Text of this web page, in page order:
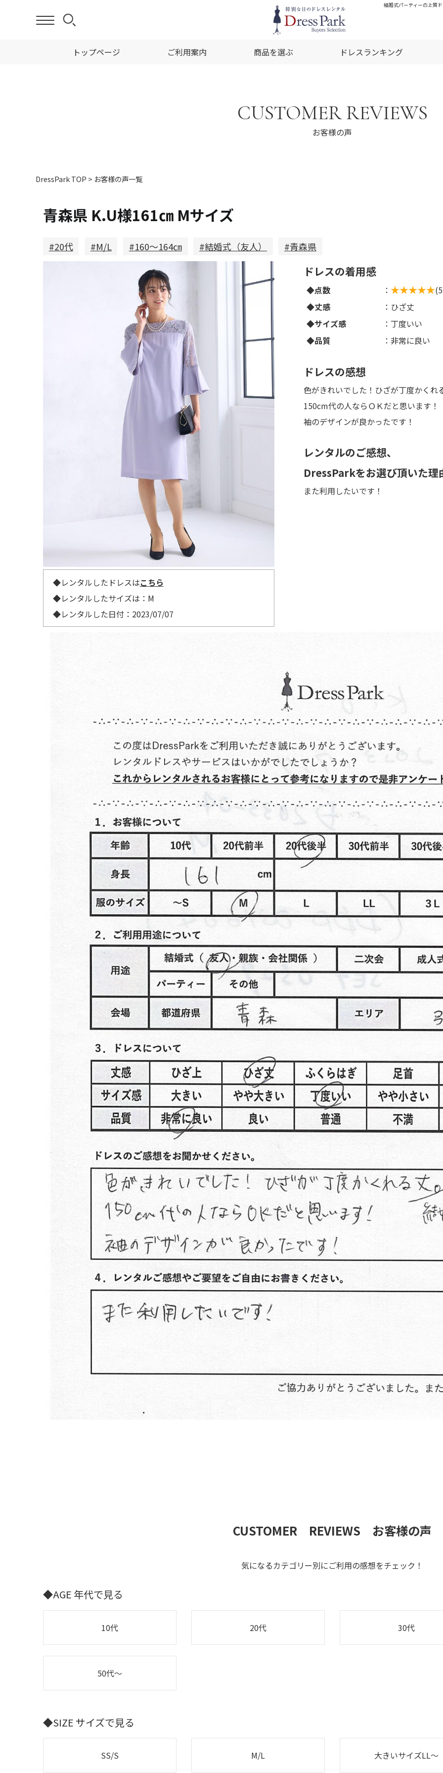
結婚式パーティーの上質
トップページ ご利用案内 商品を選ぶ ドレスランキング
CUSTOMER REVIEWS
お客様の声
DressPark TOP > お客様の声一覧
青森県 K.U様161㎝ Mサイズ
#20代 #M/L #160～164㎝ #結婚式（友人） #青森県
◆レンタルしたドレスはこちら
◆レンタルしたサイズは：M
◆レンタルした日付：2023/07/07
ドレスの着用感
◆点数 ：
◆丈感
：ひざ丈
◆サイズ感
：丁度いい
◆品質
：非常に良い
ドレスの感想
色がきれいでした！ひざが丁度かく
150cm代の人ならＯＫだと思います！
袖のデザインが良かったです！
レンタルのご感想、
DressParkをお選び頂いた理
また利用したいです！
CUSTOMER REVIEWS お客様の声
気になるカテゴリー別にご利用の感想をチェック！
◆AGE 年代で見る
10代 20代 30代
50代～
◆SIZE サイズで見る
SS/S M/L 大きいサイズLL～